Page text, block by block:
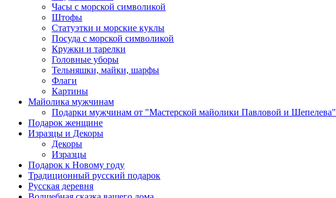
Часы с морской символикой
Штофы
Статуэтки и морские куклы
Посуда с морской символикой
Кружки и тарелки
Головные уборы
Тельняшки, майки, шарфы
Флаги
Картины
Майолика мужчинам
Подарки мужчинам от "Мастерской майолики Павловой и Шепелева"
Подарок женщине
Изразцы и Декоры
Декоры
Изразцы
Подарок к Новому году
Традиционный русский подарок
Русская деревня